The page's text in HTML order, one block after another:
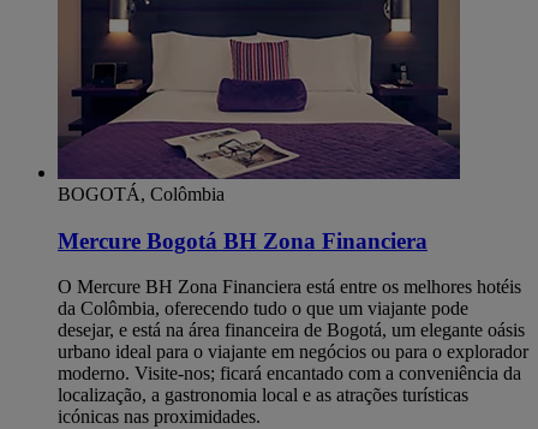
BOGOTÁ, Colômbia
Mercure Bogotá BH Zona Financiera
O Mercure BH Zona Financiera está entre os melhores hotéis
da Colômbia, oferecendo tudo o que um viajante pode
desejar, e está na área financeira de Bogotá, um elegante oásis
urbano ideal para o viajante em negócios ou para o explorador
moderno. Visite-nos; ficará encantado com a conveniência da
localização, a gastronomia local e as atrações turísticas
icónicas nas proximidades.